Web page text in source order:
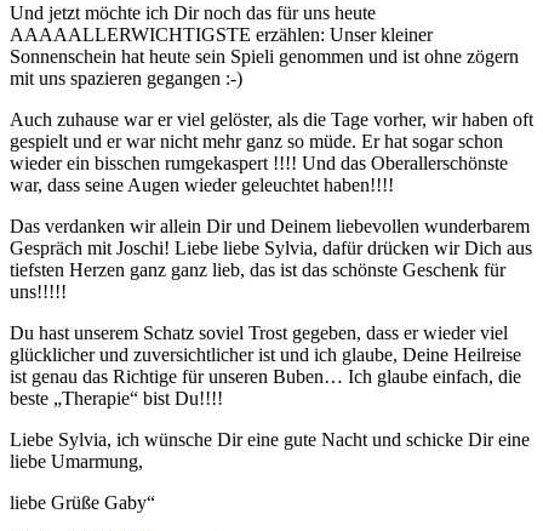
Und jetzt möchte ich Dir noch das für uns heute
AAAAALLERWICHTIGSTE erzählen: Unser kleiner
Sonnenschein hat heute sein Spieli genommen und ist ohne zögern
mit uns spazieren gegangen :-)
Auch zuhause war er viel gelöster, als die Tage vorher, wir haben oft
gespielt und er war nicht mehr ganz so müde. Er hat sogar schon
wieder ein bisschen rumgekaspert !!!! Und das Oberallerschönste
war, dass seine Augen wieder geleuchtet haben!!!!
Das verdanken wir allein Dir und Deinem liebevollen wunderbarem
Gespräch mit Joschi! Liebe liebe Sylvia, dafür drücken wir Dich aus
tiefsten Herzen ganz ganz lieb, das ist das schönste Geschenk für
uns!!!!!
Du hast unserem Schatz soviel Trost gegeben, dass er wieder viel
glücklicher und zuversichtlicher ist und ich glaube, Deine Heilreise
ist genau das Richtige für unseren Buben… Ich glaube einfach, die
beste „Therapie“ bist Du!!!!
Liebe Sylvia, ich wünsche Dir eine gute Nacht und schicke Dir eine
liebe Umarmung,
liebe Grüße Gaby“